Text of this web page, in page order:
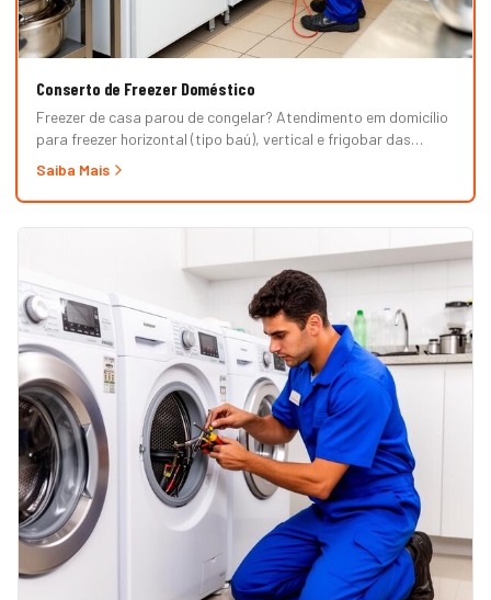
Conserto de Freezer Doméstico
Freezer de casa parou de congelar? Atendimento em domicílio
para freezer horizontal (tipo baú), vertical e frigobar das
marcas Brastemp, Consul, Electrolux, Esmaltec, Philco e
de restaurante, padaria ou mercado, veja nossa página de
Freezer Comercial.)
Saiba Mais